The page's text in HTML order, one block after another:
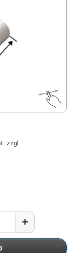
zzgl.
+